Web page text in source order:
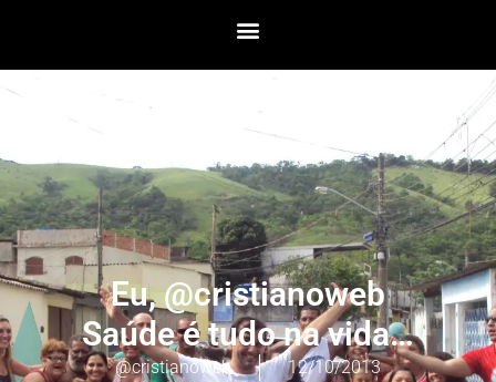
Eu, @cristianoweb
Saúde é tudo na vida…
@cristianoweb
12/10/2013